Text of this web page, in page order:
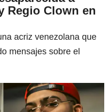
Regio Clown en
acriz venezolana que
mensajes sobre el